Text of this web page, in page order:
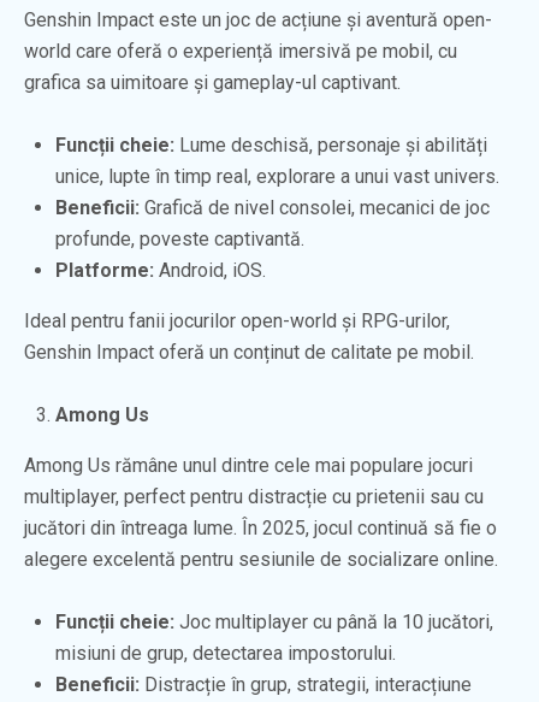
Genshin Impact este un joc de acțiune și aventură open-
world care oferă o experiență imersivă pe mobil, cu
grafica sa uimitoare și gameplay-ul captivant.
Funcții cheie: Lume deschisă, personaje și abilități
unice, lupte în timp real, explorare a unui vast univers.
Beneficii: Grafică de nivel consolei, mecanici de joc
profunde, poveste captivantă.
Platforme: Android, iOS.
Ideal pentru fanii jocurilor open-world și RPG-urilor,
Genshin Impact oferă un conținut de calitate pe mobil.
Among Us
Among Us rămâne unul dintre cele mai populare jocuri
multiplayer, perfect pentru distracție cu prietenii sau cu
jucători din întreaga lume. În 2025, jocul continuă să fie o
alegere excelentă pentru sesiunile de socializare online.
Funcții cheie: Joc multiplayer cu până la 10 jucători,
misiuni de grup, detectarea impostorului.
Beneficii: Distracție în grup, strategii, interacțiune